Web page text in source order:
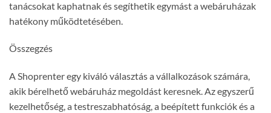
tanácsokat kaphatnak és segíthetik egymást a webáruházak
hatékony működtetésében.
Összegzés
A Shoprenter egy kiváló választás a vállalkozások számára,
akik bérelhető webáruház megoldást keresnek. Az egyszerű
kezelhetőség, a testreszabhatóság, a beépített funkciók és a